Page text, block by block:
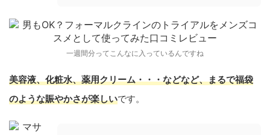
一週間分ってこんなに入っているんですね
美容液、化粧水、薬用クリーム・・・などなど、まるで福袋
のような賑やかさが楽しいです。